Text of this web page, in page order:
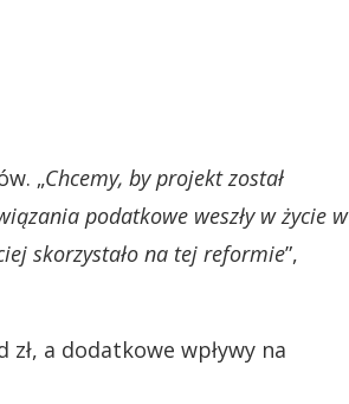
„Chcemy, by projekt został
podatkowe weszły w życie w
skorzystało na tej reformie”,
a dodatkowe wpływy na